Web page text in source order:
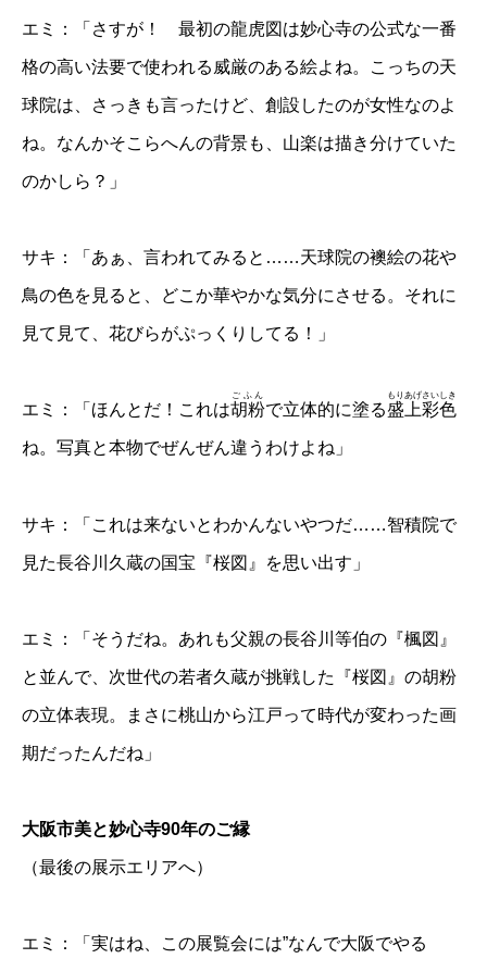
エミ：「さすが！ 最初の龍虎図は妙心寺の公式な一番
格の高い法要で使われる威厳のある絵よね。こっちの天
球院は、さっきも言ったけど、創設したのが女性なのよ
ね。なんかそこらへんの背景も、山楽は描き分けていた
のかしら？」
サキ：「あぁ、言われてみると……天球院の襖絵の花や
鳥の色を見ると、どこか華やかな気分にさせる。それに
見て見て、花びらがぷっくりしてる！」
エミ：「ほんとだ！これは胡粉
ごふん
で立体的に塗る盛上彩色
もりあげさいしき
ね。写真と本物でぜんぜん違うわけよね」
サキ：「これは来ないとわかんないやつだ……智積院で
見た長谷川久蔵の国宝『桜図』を思い出す」
エミ：「そうだね。あれも父親の長谷川等伯の『楓図』
と並んで、次世代の若者久蔵が挑戦した『桜図』の胡粉
の立体表現。まさに桃山から江戸って時代が変わった画
期だったんだね」
大阪市美と妙心寺90年のご縁
（最後の展示エリアへ）
エミ：「実はね、この展覧会には”なんで大阪でやる